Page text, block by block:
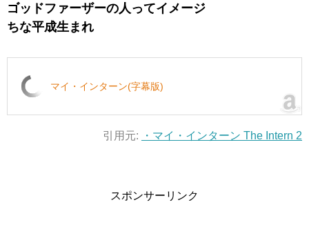
ゴッドファーザーの人ってイメージ
ちな平成生まれ
マイ・インターン(字幕版)
引用元: ・マイ・インターン The Intern 2
スポンサーリンク